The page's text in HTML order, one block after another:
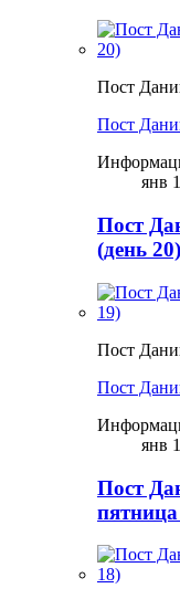
Пост
Пост
янв
Пост
(день 20)
Пост
Пост
янв
Пост